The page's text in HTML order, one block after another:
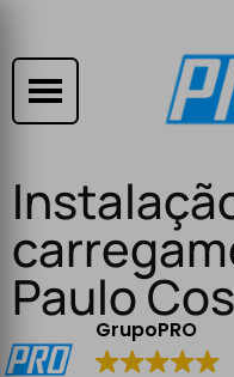
Paulo
GrupoPRO